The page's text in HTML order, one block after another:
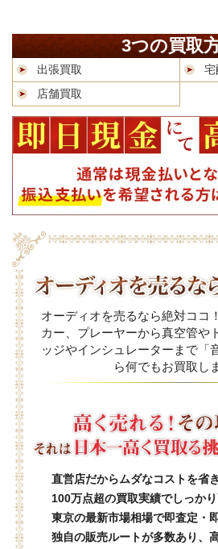
3つの買取
出張買取
宅
店舗買取
オーディオを売るなら絶対ココ
カー、プレーヤーから真空管や
ッジやインシュレーターまで「
ら何でもお買取し
直営店だからムダなコストを省
100万点超の買取実績でしっかり
東京の最新市場相場で即査定・
独自の販売ルートが多数あり、